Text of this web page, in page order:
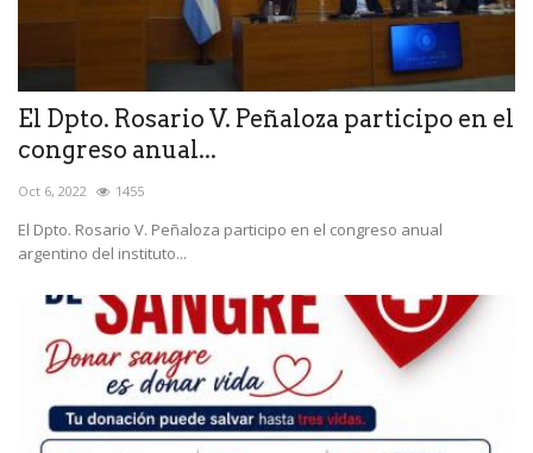
El Dpto. Rosario V. Peñaloza participo en el
congreso anual...
Oct 6, 2022 1455
El Dpto. Rosario V. Peñaloza participo en el congreso anual
argentino del instituto...